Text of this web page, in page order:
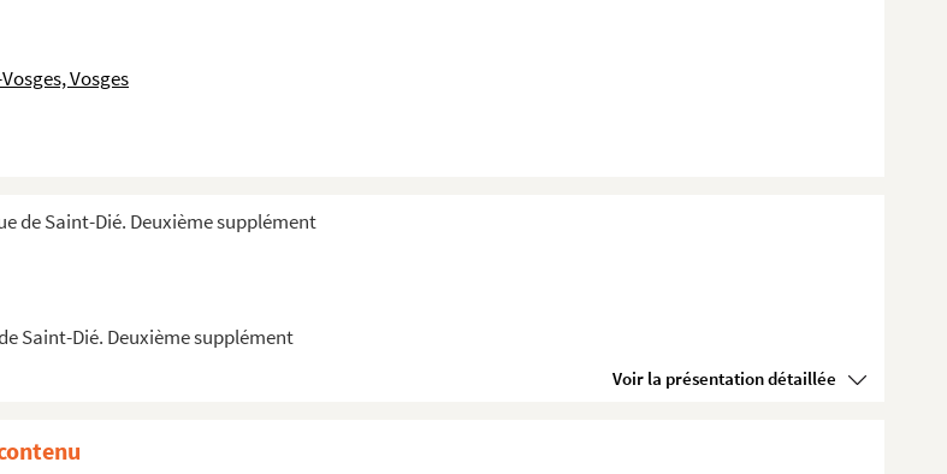
Vosges
de Saint-Dié. Deuxième supplément
Saint-Dié. Deuxième supplément
Voir la présentation détaillée